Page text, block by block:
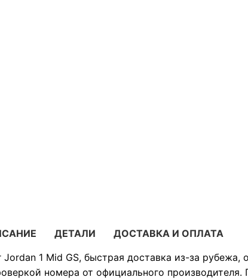
ДЕТАЛИ
ДОСТАВКА И ОПЛАТА
1 Mid GS, быстрая доставка из-за рубежа,
номера от официального